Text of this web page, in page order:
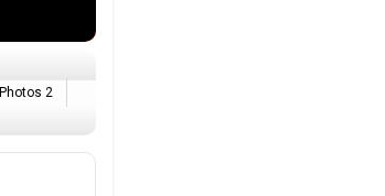
Photos 2